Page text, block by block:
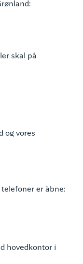
skal på
og vores
telefoner er åbne:
hovedkontor i